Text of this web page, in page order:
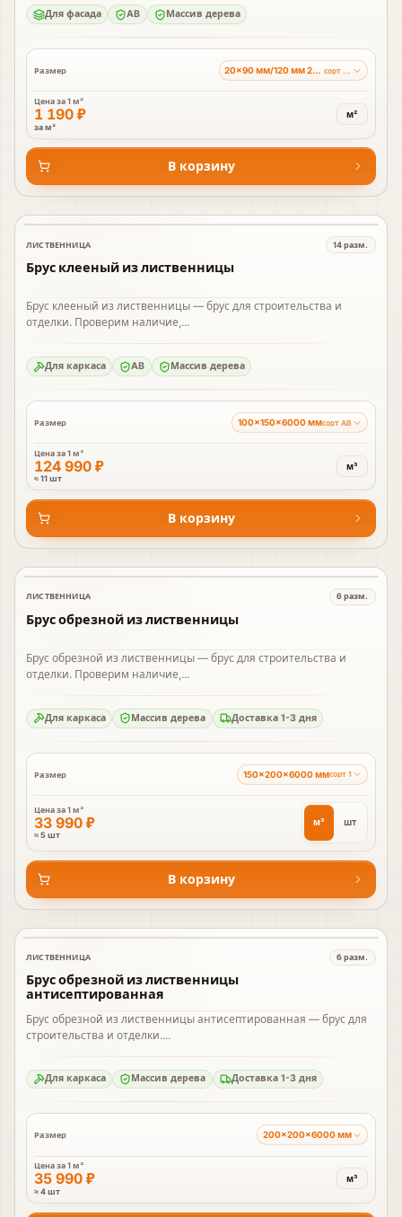
Для фасада AB Массив дерева
Размер 20×90 мм/120 мм 2-4 мсорт BC
Цена за1 м²
1 190 ₽
за м²
м²
В корзину
В наличии
ЛИСТВЕННИЦА 14разм.
Брус клееный из лиственницы
Брус клееный из лиственницы — брус для строительства и
отделки. Проверим наличие,...
Для каркаса AB Массив дерева
Размер 100×150×6000 ммсорт AB
Цена за1 м³
124 990 ₽
≈ 11 шт
м³
В корзину
В наличии
ЛИСТВЕННИЦА 6разм.
Брус обрезной из лиственницы
Брус обрезной из лиственницы — брус для строительства и
отделки. Проверим наличие,...
Для каркаса Массив дерева Доставка 1-3 дня
Размер 150×200×6000 ммсорт 1
Цена за1 м³
33 990 ₽
≈ 5 шт
м³ шт
В корзину
В наличии
ЛИСТВЕННИЦА 6разм.
Брус обрезной из лиственницы
антисептированная
Брус обрезной из лиственницы антисептированная — брус для
строительства и отделки....
Для каркаса Массив дерева Доставка 1-3 дня
Размер 200×200×6000 мм
Цена за1 м³
35 990 ₽
≈ 4 шт
м³